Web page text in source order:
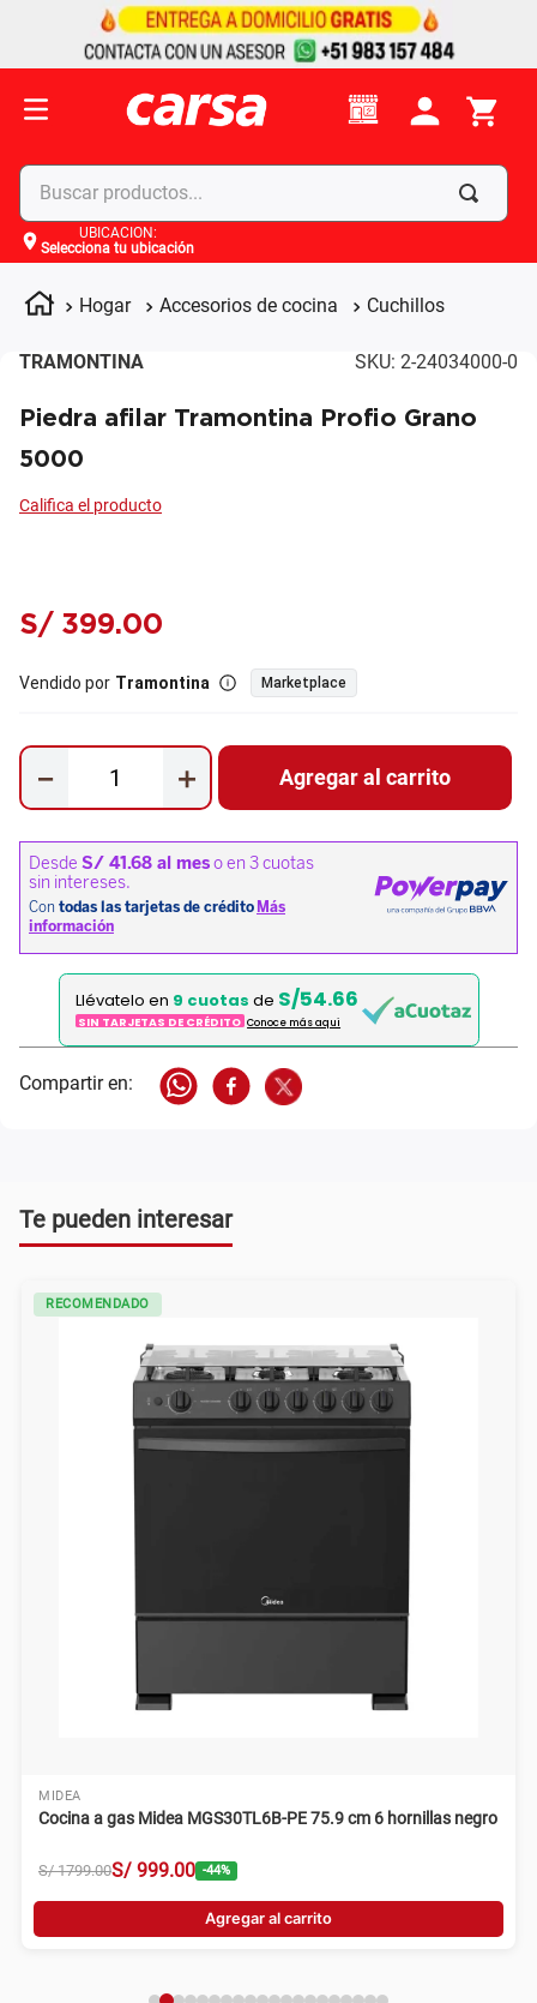
Buscar productos...
UBICACIÓN:
Selecciona tu ubicación
Hogar Accesorios de cocina Cuchillos
TRAMONTINA SKU: 2-24034000-0
Piedra afilar Tramontina Profio Grano
5000
S/ 399.00
Vendido por Tramontina Marketplace
＋
－ Agregar al carrito
Llévatelo en 9 cuotas de S/54.66
SIN TARJETAS DE CRÉDITO Conoce más aqui
Te pueden interesar
RECOMENDADO
MIDEA
Cocina a gas Midea MGS30TL6B-PE 75.9 cm 6 hornillas negro
S/ 1799.00S/ 999.00 -44%
Agregar al carrito
Términos más buscados
4. apple